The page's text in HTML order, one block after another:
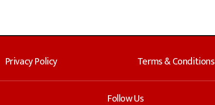
Privacy Policy Terms & Conditions
Follow Us